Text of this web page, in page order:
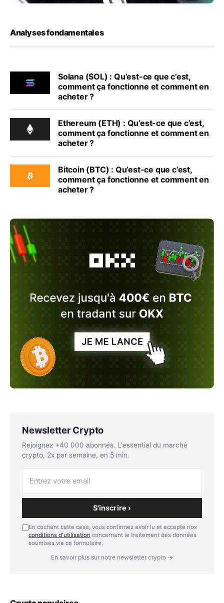
Analyses fondamentales
Solana (SOL) : Qu’est-ce que c’est,
comment ça fonctionne et comment en
acheter ?
Ethereum (ETH) : Qu’est-ce que c’est,
comment ça fonctionne et comment en
acheter ?
Bitcoin (BTC) : Qu’est-ce que c’est,
comment ça fonctionne et comment en
acheter ?
Newsletter Crypto
Rejoignez +40 000 abonnés. L'essentiel du marché
crypto, 2x par semaine, en 5 min.
S'inscrire ›
En cochant cette case, vous confirmez avoir lu et accepté nos
conditions d'utilisation concernant le traitement des données
soumises via ce formulaire.
En savoir plus sur notre newsletter crypto →